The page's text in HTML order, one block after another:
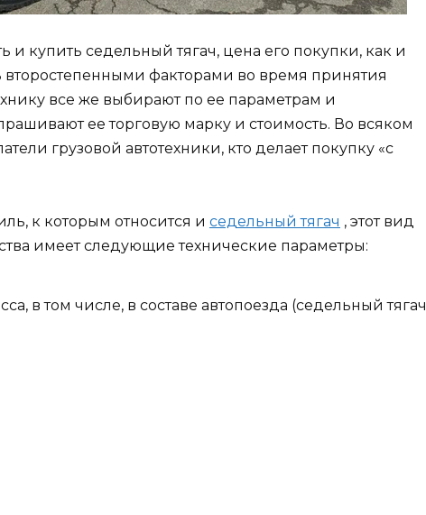
и купить седельный тягач, цена его покупки, как и
второстепенными факторами во время принятия
все же выбирают по ее параметрам и
ее торговую марку и стоимость. Во всяком
грузовой автотехники, кто делает покупку «с
к которым относится и седельный тягач , этот вид
имеет следующие технические параметры:
в том числе, в составе автопоезда (седельный тягач